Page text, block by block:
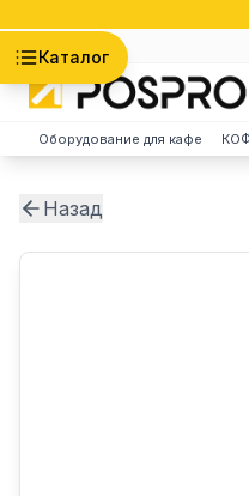
Каталог
Оборудование для кафе
Назад